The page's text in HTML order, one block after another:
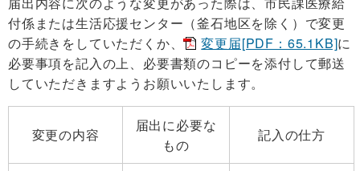
付係または生活応援センター（釜石地区を除く）で変更
の手続きをしていただくか、
変更届[PDF：65.1KB]に
必要事項を記入の上、必要書類のコピーを添付して郵送
していただきますようお願いいたします。
変更の内容
届出に必要な
もの
記入の仕方